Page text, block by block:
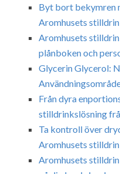
Byt bort bekymren
Aromhusets
Aromhusets
plånboken och
Glycerin Glycerol:
Från dyra
stilldrinkslösning
Ta kontroll över
Aromhusets
Aromhusets